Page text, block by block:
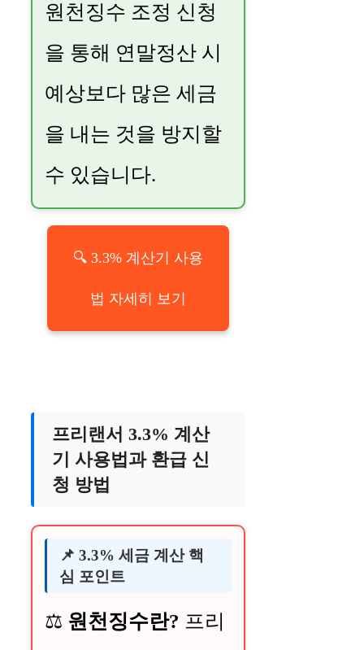
원천징수 조정 신청
을 통해 연말정산 시
예상보다 많은 세금
을 내는 것을 방지할
수 있습니다.
🔍 3.3% 계산기 사용
법 자세히 보기
프리랜서 3.3% 계산
기 사용법과 환급 신
청 방법
📌 3.3% 세금 계산 핵
심 포인트
⚖️ 원천징수란? 프리